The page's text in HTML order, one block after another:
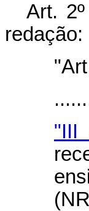
Art.
redação:
"III